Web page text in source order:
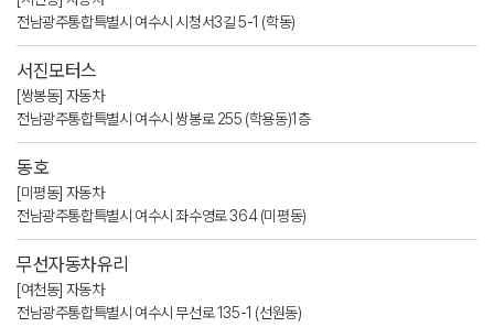
전남광주통합특별시 여수시 시청서3길 5-1 (학동)
서진모터스
[쌍봉동] 자동차
전남광주통합특별시 여수시 쌍봉로 255 (학용동)1층
동호
[미평동] 자동차
전남광주통합특별시 여수시 좌수영로 364 (미평동)
무선자동차유리
[여천동] 자동차
전남광주통합특별시 여수시 무선로 135-1 (선원동)